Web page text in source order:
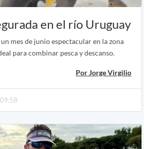
en el río Uruguay
mes de junio espectacular en la zona
para combinar pesca y descanso.
Por Jorge Virgilio